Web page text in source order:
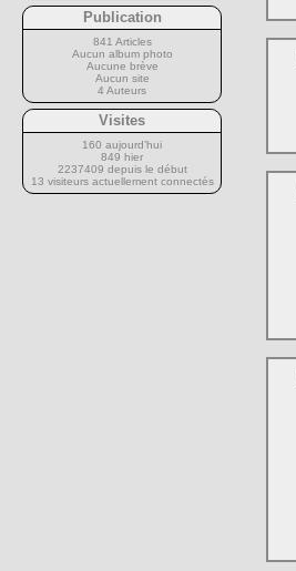
Publication
841 Articles
Aucun album photo
Aucune brève
Aucun site
4 Auteurs
Visites
160 aujourd’hui
849 hier
2237409 depuis le début
13 visiteurs actuellement connectés